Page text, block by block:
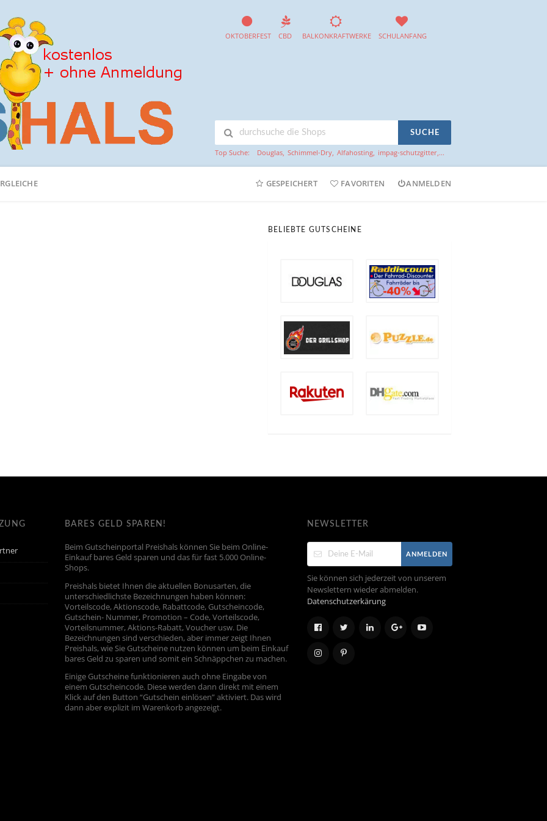
OKTOBERFEST CBD BALKONKRAFTWERKE SCHULANFANG
SUCHE
Top Suche: Douglas, Schimmel-Dry, Alfahosting, impag-schutzgitter,...
GESPEICHERT FAVORITEN ANMELDEN
BELIEBTE GUTSCHEINE
BARES GELD SPAREN!
Beim Gutscheinportal Preishals können Sie beim Online-
Einkauf bares Geld sparen und das für fast 5.000 Online-
Shops.
Preishals bietet Ihnen die aktuellen Bonusarten, die
unterschiedlichste Bezeichnungen haben können:
Vorteilscode, Aktionscode, Rabattcode, Gutscheincode,
Gutschein- Nummer, Promotion – Code, Vorteilscode,
Vorteilsnummer, Aktions-Rabatt, Voucher usw. Die
Bezeichnungen sind verschieden, aber immer zeigt Ihnen
Preishals, wie Sie Gutscheine nutzen können um beim Einkauf
bares Geld zu sparen und somit ein Schnäppchen zu machen.
Einige Gutscheine funktionieren auch ohne Eingabe von
einem Gutscheincode. Diese werden dann direkt mit einem
Klick auf den Button “Gutschein einlösen” aktiviert. Das wird
dann aber explizit im Warenkorb angezeigt.
NEWSLETTER
ANMELDEN
Sie können sich jederzeit von unserem
Newslettern wieder abmelden.
Datenschutzerkärung